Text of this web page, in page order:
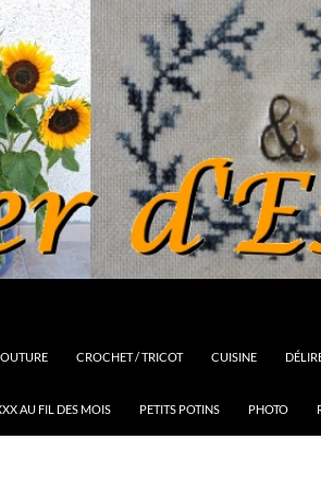
CROCHET / TRICOT CUISINE
AU FIL DES MOIS PETITS POTINS PHOTO